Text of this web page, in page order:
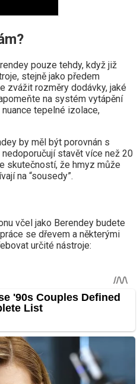
pouze tehdy, když již
stejně jako předem
zvážit rozměry dodávky, jaké
na systém vytápění
tepelné izolace,
by měl být porovnán s
stavět více než 20
skutečností, že hmyz může
na “sousedy”.
včel jako Berendey budete
se dřevem a některými
určité nástroje: